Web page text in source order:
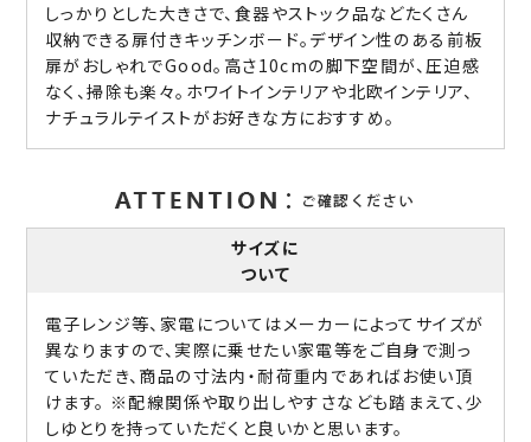
しっかりとした大きさで、食器やストック品などたくさん
収納できる扉付きキッチンボード。デザイン性のある前板
扉がおしゃれでGood。高さ10cmの脚下空間が、圧迫感
なく、掃除も楽々。ホワイトインテリアや北欧インテリア、
ナチュラルテイストがお好きな方におすすめ。
サイズに
ついて
電子レンジ等、家電についてはメーカーによってサイズが
異なりますので、実際に乗せたい家電等をご自身で測っ
ていただき、商品の寸法内・耐荷重内であればお使い頂
けます。 ※配線関係や取り出しやすさなども踏まえて、少
しゆとりを持っていただくと良いかと思います。